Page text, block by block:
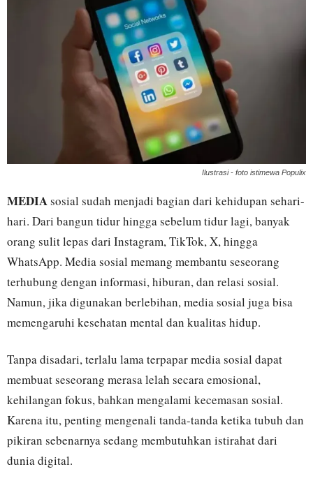
Ilustrasi - foto istimewa Populix
MEDIAsosial sudah menjadi bagian dari kehidupan sehari-
hari. Dari bangun tidur hingga sebelum tidur lagi, banyak
orang sulit lepas dari Instagram, TikTok, X, hingga
WhatsApp. Media sosial memang membantu seseorang
terhubung dengan informasi, hiburan, dan relasi sosial.
Namun, jika digunakan berlebihan, media sosial juga bisa
memengaruhi kesehatan mental dan kualitas hidup.
Tanpa disadari, terlalu lama terpapar media sosial dapat
membuat seseorang merasa lelah secara emosional,
kehilangan fokus, bahkan mengalami kecemasan sosial.
Karena itu, penting mengenali tanda-tanda ketika tubuh dan
pikiran sebenarnya sedang membutuhkan istirahat dari
dunia digital.